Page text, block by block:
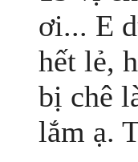
ơi... E
hết lẻ,
bị chê
lắm ạ.